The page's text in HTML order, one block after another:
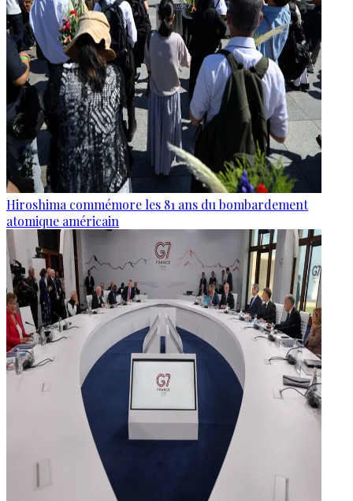
Hiroshima commémore les 81 ans du bombardement
atomique américain